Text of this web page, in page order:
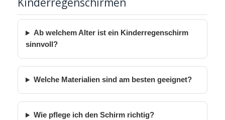
Ab welchem Alter ist ein Kinderregenschirm
sinnvoll?
Welche Materialien sind am besten geeignet?
Wie pflege ich den Schirm richtig?